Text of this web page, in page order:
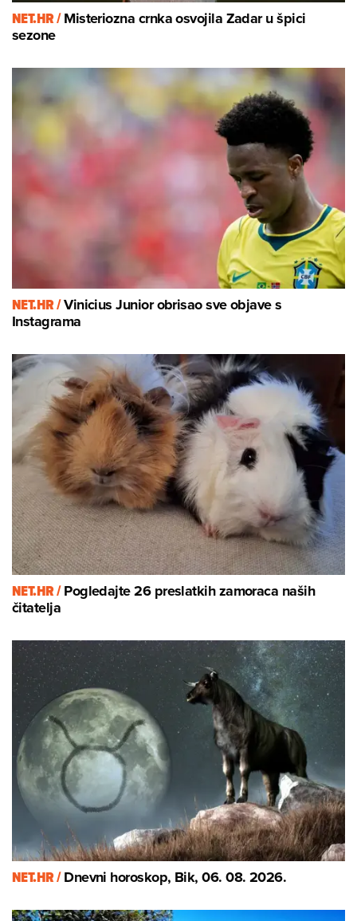
NET.HR /Misteriozna crnka osvojila Zadar u špici
sezone
NET.HR /Vinicius Junior obrisao sve objave s
Instagrama
NET.HR /Pogledajte 26 preslatkih zamoraca naših
čitatelja
NET.HR /Dnevni horoskop, Bik, 06. 08. 2026.